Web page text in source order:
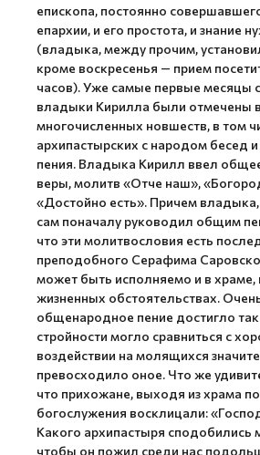
епископа, постоянно
епархии, и его простота, и знание
(владыка, между прочим,
кроме воскресенья — прием
часов). Уже самые первые месяцы
владыки Кирилла были отмечены
многочисленных новшеств, в том
архипастырских с народом бесед
пения. Владыка Кирилл ввел
веры, молитв «Отче наш»,
«Достойно есть». Причем
сам поначалу руководил общим
что эти молитвословия есть
преподобного Серафима
может быть исполняемо и в
жизненных обстоятельствах.
общенародное пение достигло
стройности могло сравниться с
воздействии на молящихся
превосходило оное. Что же
что прихожане, выходя из храма
богослужения восклицали:
Какого архипастыря сподобились
чтобы он пожил среди нас